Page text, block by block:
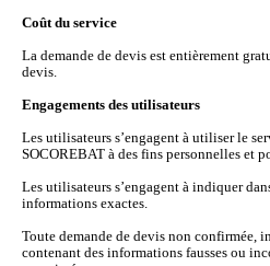
Coût du service
La demande de devis est entièrement
devis.
Engagements des utilisateurs
Les utilisateurs s’engagent à utiliser le
SOCOREBAT à des fins personnelles et
Les utilisateurs s’engagent à indiquer
informations exactes.
Toute demande de devis non confirmée,
contenant des informations fausses ou